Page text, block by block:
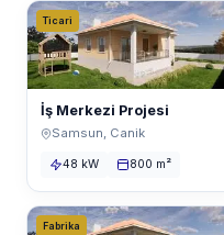
Ticari
İş Merkezi Projesi
Samsun, Canik
48 kW 800 m²
Fabrika